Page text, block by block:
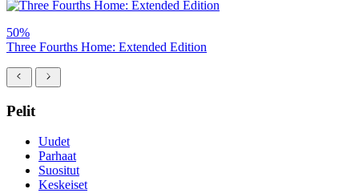
50%
Three Fourths Home: Extended Edition
Pelit
Uudet
Parhaat
Suositut
Keskeiset